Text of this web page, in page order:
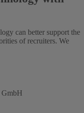
can better support the
of recruiters. We
GmbH